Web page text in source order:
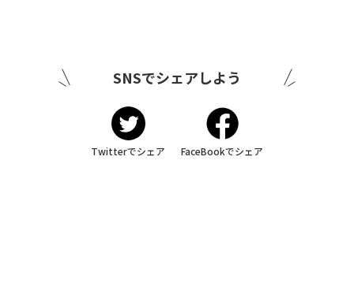
SNSでシェアしよう
Twitterでシェア FaceBookでシェア